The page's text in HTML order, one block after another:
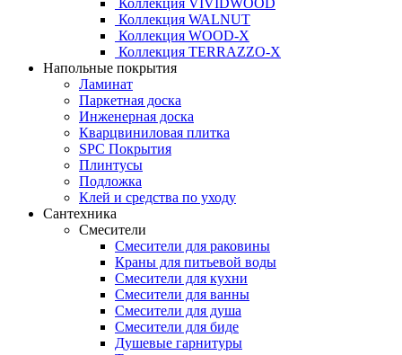
Коллекция VIVIDWOOD
Коллекция WALNUT
Коллекция WOOD-X
Коллекция ТЕRRАZZO-X
Напольные покрытия
Ламинат
Паркетная доска
Инженерная доска
Кварцвиниловая плитка
SPC Покрытия
Плинтусы
Подложка
Клей и средства по уходу
Сантехника
Смесители
Смесители для раковины
Краны для питьевой воды
Смесители для кухни
Смесители для ванны
Смесители для душа
Смесители для биде
Душевые гарнитуры